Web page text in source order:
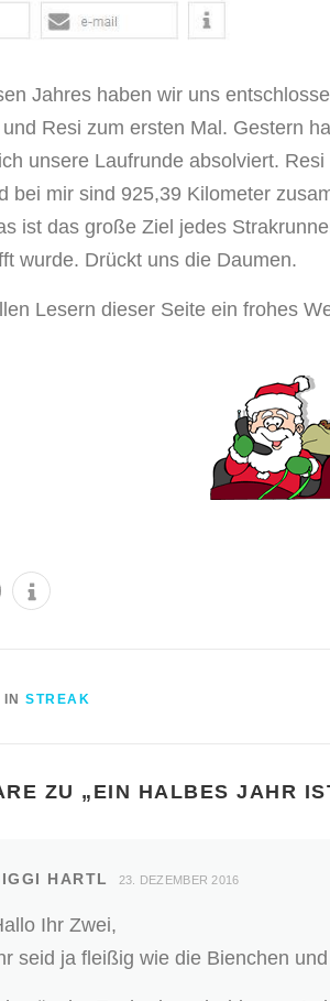
Jahres haben wir uns
Resi zum ersten Mal. Gestern
unsere Laufrunde absolviert.
bei mir sind 925,39 Kilometer
ist das große Ziel jedes
wurde. Drückt uns die Daumen.
Lesern dieser Seite ein frohes
STREAK
ZU „ EIN HALBES JAHR
HARTL 23. DEZEMBER 2016
Ihr Zwei,
seid ja fleißig wie die Bienchen